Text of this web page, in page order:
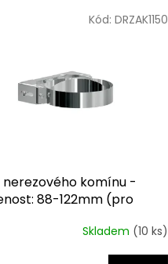
nerezového komínu -
88-122mm (pro
Skladem (10 ks)
Kód: DRZAK1150